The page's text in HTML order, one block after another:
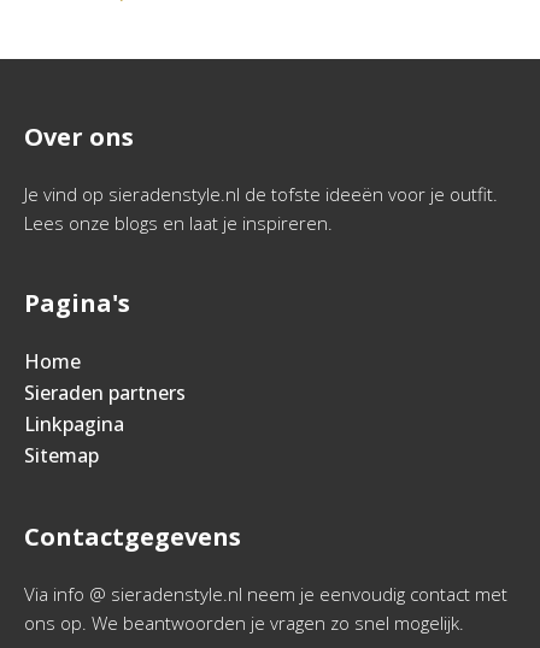
Over ons
Je vind op sieradenstyle.nl de tofste ideeën voor je outfit.
Lees onze blogs en laat je inspireren.
Pagina's
Home
Sieraden partners
Linkpagina
Sitemap
Contactgegevens
Via info @ sieradenstyle.nl neem je eenvoudig contact met
ons op. We beantwoorden je vragen zo snel mogelijk.